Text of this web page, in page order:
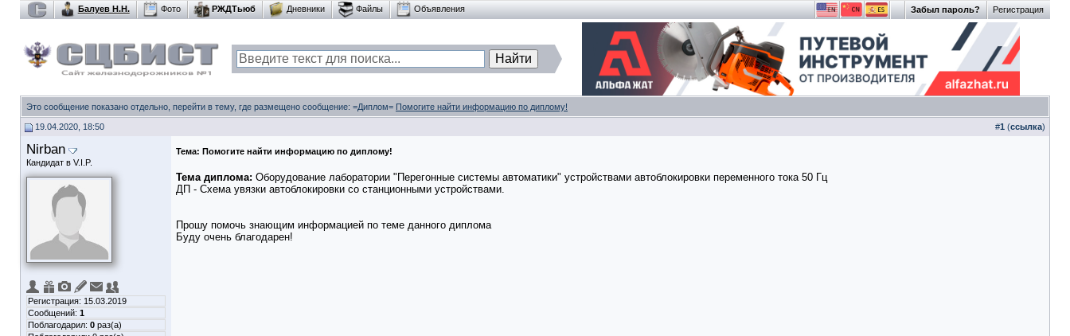
Регистрация
Забыл пароль?
Балуев Н.Н. Фото РЖДТьюб Дневники Файлы Объявления
Это сообщение показано отдельно, перейти в тему, где размещено сообщение: =Диплом= Помогите найти информацию по диплому!
19.04.2020, 18:50 #1 (ссылка)
Nirban
Кандидат в V.I.P.
Регистрация: 15.03.2019
Сообщений: 1
Поблагодарил: 0 раз(а)
Тема: Помогите найти информацию по диплому!
Тема диплома: Оборудование лаборатории "Перегонные системы автоматики" устройствами автоблокировки переменного тока 50 Гц
ДП - Схема увязки автоблокировки со станционными устройствами.
Прошу помочь знающим информацией по теме данного диплома
Буду очень благодарен!